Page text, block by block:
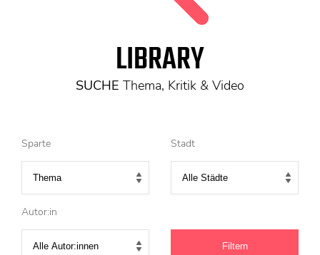
SUCHE
KONTAKT
junge bühne-Beirat
LIBRARY
SUCHE Thema, Kritik & Video
Sparte Stadt
Autor:in